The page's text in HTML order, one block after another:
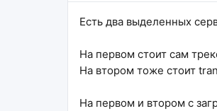
Есть два выделенных
На первом стоит сам
На втором тоже стоит
На первом и втором с